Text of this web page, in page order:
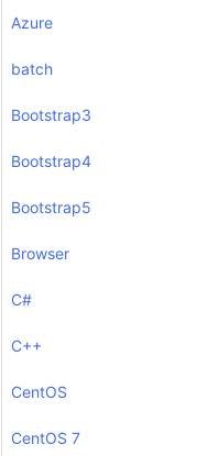
Azure
batch
Bootstrap3
Bootstrap4
Bootstrap5
Browser
C#
C++
CentOS
CentOS 7